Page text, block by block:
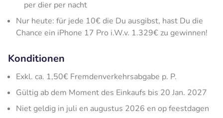
per dier per nacht
Nur heute: für jede 10€ die Du ausgibst, hast Du die
Chance ein iPhone 17 Pro i.W.v. 1.329€ zu gewinnen!
Konditionen
Exkl. ca. 1,50€ Fremdenverkehrsabgabe p. P.
Gültig ab dem Moment des Einkaufs bis 20 Jan. 2027
Niet geldig in juli en augustus 2026 en op feestdagen